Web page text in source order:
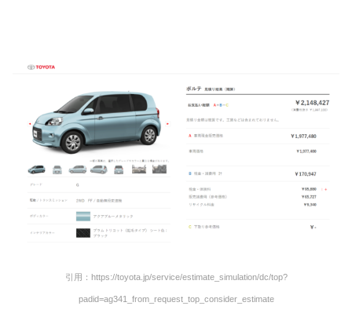
引用：https://toyota.jp/service/estimate_simulation/dc/top?
padid=ag341_from_request_top_consider_estimate